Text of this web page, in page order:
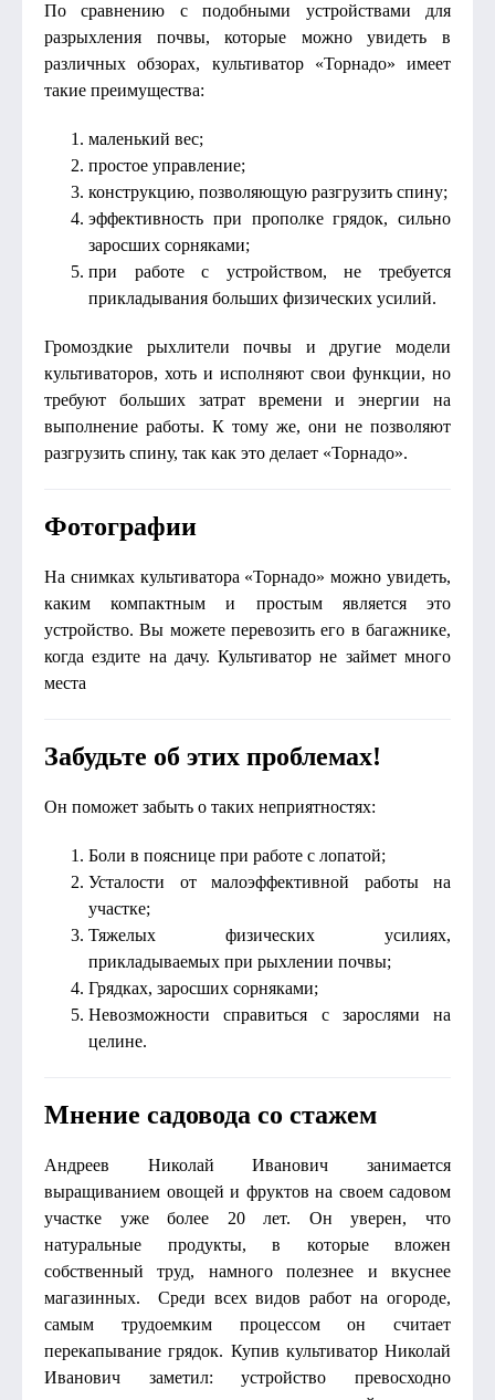
По сравнению с подобными устройствами для
разрыхления почвы, которые можно увидеть в
различных обзорах, культиватор «Торнадо» имеет
такие преимущества:
маленький вес;
простое управление;
конструкцию, позволяющую разгрузить спину;
эффективность при прополке грядок, сильно
заросших сорняками;
при работе с устройством, не требуется
прикладывания больших физических усилий.
Громоздкие рыхлители почвы и другие модели
культиваторов, хоть и исполняют свои функции, но
требуют больших затрат времени и энергии на
выполнение работы. К тому же, они не позволяют
разгрузить спину, так как это делает «Торнадо».
Фотографии
На снимках культиватора «Торнадо» можно увидеть,
каким компактным и простым является это
устройство. Вы можете перевозить его в багажнике,
когда ездите на дачу. Культиватор не займет много
места
Забудьте об этих проблемах!
Он поможет забыть о таких неприятностях:
Боли в пояснице при работе с лопатой;
Усталости от малоэффективной работы на
участке;
Тяжелых физических усилиях,
прикладываемых при рыхлении почвы;
Грядках, заросших сорняками;
Невозможности справиться с зарослями на
целине.
Мнение садовода со стажем
Андреев Николай Иванович занимается
выращиванием овощей и фруктов на своем садовом
участке уже более 20 лет. Он уверен, что
натуральные продукты, в которые вложен
собственный труд, намного полезнее и вкуснее
магазинных. Среди всех видов работ на огороде,
самым трудоемким процессом он считает
перекапывание грядок. Купив культиватор Николай
Иванович заметил: устройство превосходно